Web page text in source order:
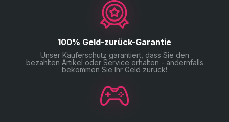
100% Geld-zurück-Garantie
Unser Käuferschutz garantiert, dass Sie den
bezahlten Artikel oder Service erhalten - andernfalls
bekommen Sie Ihr Geld zurück!